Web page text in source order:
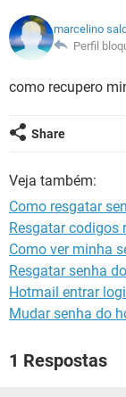
marcelino
Perfil
como recupero
Share
Veja também:
Como resgatar
Resgatar codigos
Como ver minha
Resgatar senha
Hotmail entrar
Mudar senha do
1 Respostas